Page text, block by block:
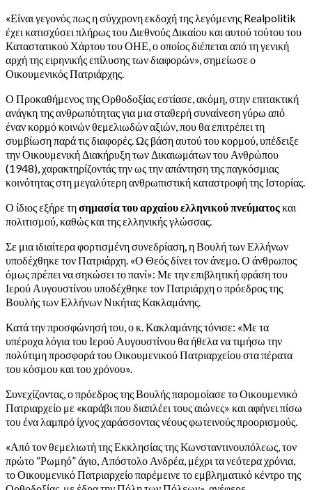
«Είναι γεγονός πως η σύγχρονη εκδοχή της λεγόμενης Realpolitik
έχει κατισχύσει πλήρως του Διεθνούς Δικαίου και αυτού τούτου του
Καταστατικού Χάρτου του ΟΗΕ, ο οποίος διέπεται από τη γενική
αρχή της ειρηνικής επίλυσης των διαφορών», σημείωσε ο
Οικουμενικός Πατριάρχης.
Ο Προκαθήμενος της Ορθοδοξίας εστίασε, ακόμη, στην επιτακτική
ανάγκη της ανθρωπότητας για μια σταθερή συναίνεση γύρω από
έναν κορμό κοινών θεμελιωδών αξιών, που θα επιτρέπει τη
συμβίωση παρά τις διαφορές. Ως βάση αυτού του κορμού, υπέδειξε
την Οικουμενική Διακήρυξη των Δικαιωμάτων του Ανθρώπου
(1948), χαρακτηρίζοντάς την ως την απάντηση της παγκόσμιας
κοινότητας στη μεγαλύτερη ανθρωπιστική καταστροφή της Ιστορίας.
Ο ίδιος εξήρε τησημασία του αρχαίου ελληνικού πνεύματοςκαι
πολιτισμού, καθώς και της ελληνικής γλώσσας.
Σε μια ιδιαίτερα φορτισμένη συνεδρίαση, η Βουλή των Ελλήνων
υποδέχθηκε τον Πατριάρχη. «Ο Θεός δίνει τον άνεμο. Ο άνθρωπος
όμως πρέπει να σηκώσει το πανί»: Με την επιβλητική φράση του
Ιερού Αυγουστίνου υποδέχθηκε τον Πατριάρχη ο πρόεδρος της
Βουλής των Ελλήνων Νικήτας Κακλαμάνης.
Κατά την προσφώνησή του, ο κ. Κακλαμάνης τόνισε: «Με τα
υπέροχα λόγια του Ιερού Αυγουστίνου θα ήθελα να τιμήσω την
πολύτιμη προσφορά του Οικουμενικού Πατριαρχείου στα πέρατα
του κόσμου και του χρόνου».
Συνεχίζοντας, ο πρόεδρος της Βουλής παρομοίασε το Οικουμενικό
Πατριαρχείο με «καράβι που διαπλέει τους αιώνες» και αφήνει πίσω
του ένα λαμπρό ίχνος χαράσσοντας νέους φωτεινούς προορισμούς.
«Από τον θεμελιωτή της Εκκλησίας της Κωνσταντινουπόλεως, τον
πρώτο “Ρωμηό” άγιο, Απόστολο Ανδρέα, μέχρι τα νεότερα χρόνια,
το Οικουμενικό Πατριαρχείο παρέμεινε το εμβληματικό κέντρο της